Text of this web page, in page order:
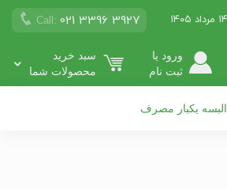
Call: 021 3396 3927
ورود یا
ثبت نام
سبد خرید
محصولات شما
البسه یکبار مصرف